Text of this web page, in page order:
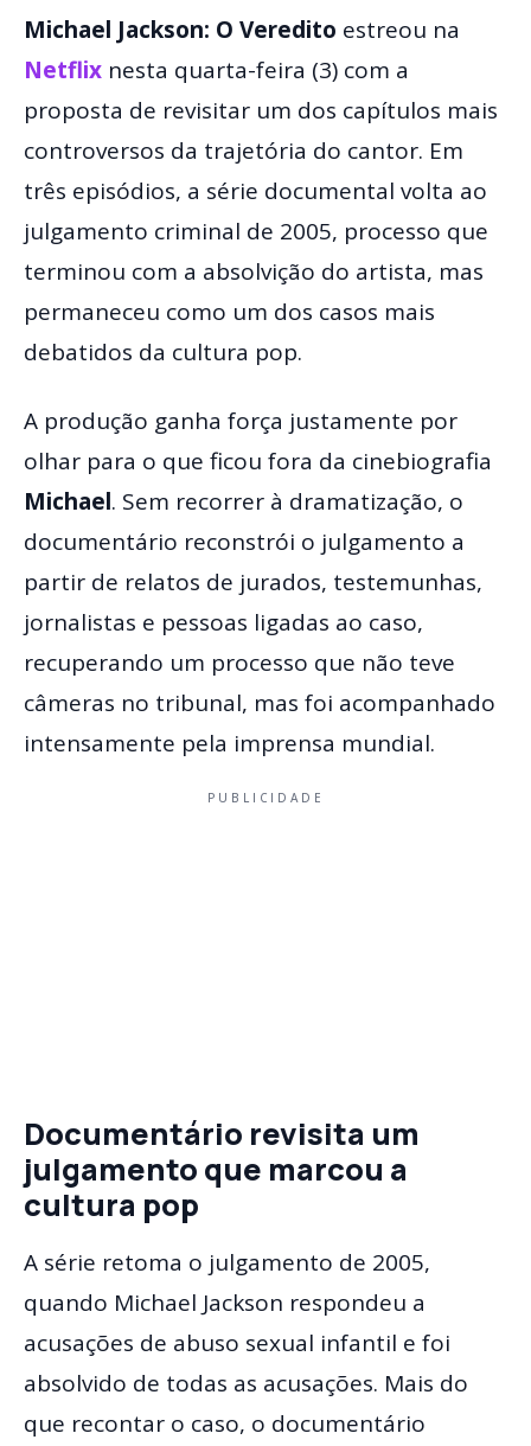
Michael Jackson: O Veredito estreou na
Netflix nesta quarta-feira (3) com a
proposta de revisitar um dos capítulos mais
controversos da trajetória do cantor. Em
três episódios, a série documental volta ao
julgamento criminal de 2005, processo que
terminou com a absolvição do artista, mas
permaneceu como um dos casos mais
debatidos da cultura pop.
A produção ganha força justamente por
olhar para o que ficou fora da cinebiografia
Michael. Sem recorrer à dramatização, o
documentário reconstrói o julgamento a
partir de relatos de jurados, testemunhas,
jornalistas e pessoas ligadas ao caso,
recuperando um processo que não teve
câmeras no tribunal, mas foi acompanhado
intensamente pela imprensa mundial.
PUBLICIDADE
Documentário revisita um
julgamento que marcou a
cultura pop
A série retoma o julgamento de 2005,
quando Michael Jackson respondeu a
acusações de abuso sexual infantil e foi
absolvido de todas as acusações. Mais do
que recontar o caso, o documentário